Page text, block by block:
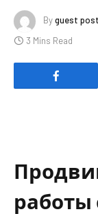
Byguest post
3 Mins Read
работы